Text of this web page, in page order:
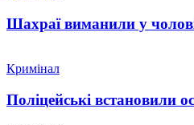
Шахраї виманили у
Кримінал
Поліцейські встановили